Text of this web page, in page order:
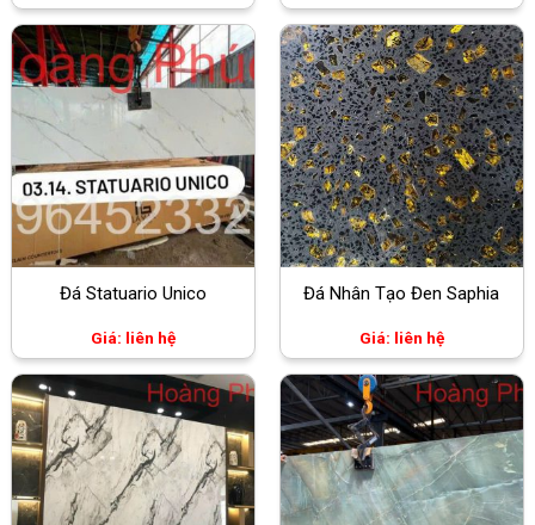
Đá Statuario Unico
Giá: liên hệ
Đá Nhân Tạo Đen Saphia
Giá: liên hệ